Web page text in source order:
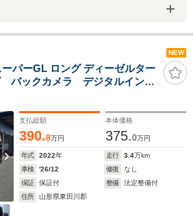
NEW
パーGL ロング ディーゼルター
ックカメラ デジタルインナ
パワースライドドア ドライ
支払総額
390.8万円
本体価格
375.0万円
年式 2022年 走行 3.4万km
車検
'26/12 修復
なし
保証
保証付 整備
法定整備付
住所
山形県東田川郡